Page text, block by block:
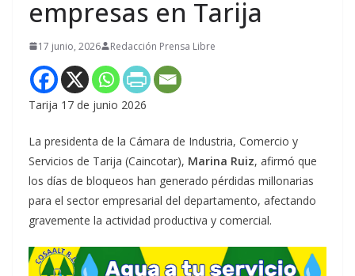
empresas en Tarija
17 junio, 2026 Redacción Prensa Libre
Tarija 17 de junio 2026
La presidenta de la Cámara de Industria, Comercio y
Servicios de Tarija (Caincotar), Marina Ruiz, afirmó que
los días de bloqueos han generado pérdidas millonarias
para el sector empresarial del departamento, afectando
gravemente la actividad productiva y comercial.